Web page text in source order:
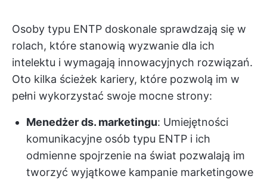
Osoby typu ENTP doskonale sprawdzają się w
rolach, które stanowią wyzwanie dla ich
intelektu i wymagają innowacyjnych rozwiązań.
Oto kilka ścieżek kariery, które pozwolą im w
pełni wykorzystać swoje mocne strony:
Menedżer ds. marketingu: Umiejętności
komunikacyjne osób typu ENTP i ich
odmienne spojrzenie na świat pozwalają im
tworzyć wyjątkowe kampanie marketingowe